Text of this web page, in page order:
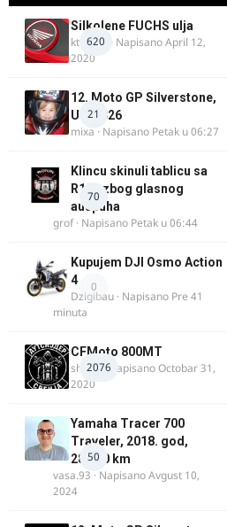
620
Silkolene FUCHS ulja
ktm600 · NapisanoApril 12,
2020
21
12. Moto GP Silverstone,
UK, 2026
mixa · Napisano Petak u 06:27
70
Klincu skinuli tablicu sa
R125 zbog glasnog
auspuha
grof· Napisano Petak u 06:44
0
Kupujem DJI Osmo Action
4
Dzigibau · Napisano Pre 41
minuta
2076
CFMoto 800MT
shlem· NapisanoOctobar 31,
2020
50
Yamaha Tracer 700
Traveler, 2018. god,
28.100 km
vasa.93 · NapisanoAvgust 10,
2024